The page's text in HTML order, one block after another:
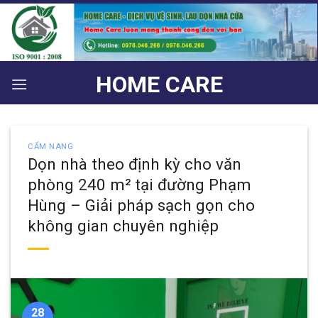
Bỏ
qua
nội
dung
HOME CARE
CẨM NANG
Dọn nhà theo định kỳ cho văn
phòng 240 m² tại đường Phạm
Hùng – Giải pháp sạch gọn cho
không gian chuyên nghiệp
28